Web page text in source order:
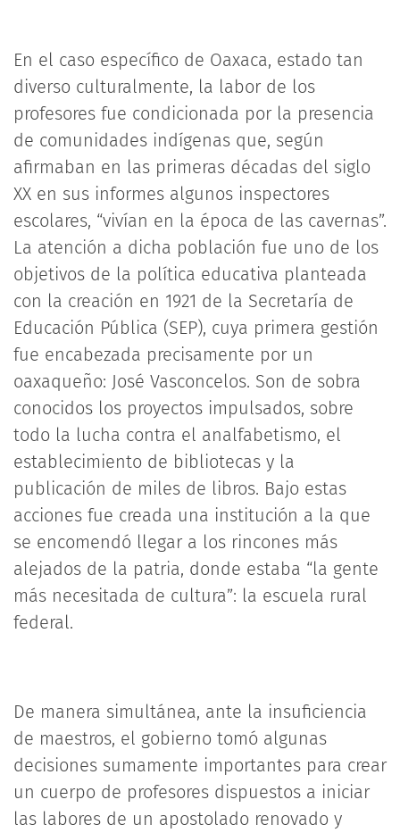
En el caso específico de Oaxaca, estado tan
diverso culturalmente, la labor de los
profesores fue condicionada por la presencia
de comunidades indígenas que, según
afirmaban en las primeras décadas del siglo
XX en sus informes algunos inspectores
escolares, “vivían en la época de las cavernas”.
La atención a dicha población fue uno de los
objetivos de la política educativa planteada
con la creación en 1921 de la Secretaría de
Educación Pública (SEP), cuya primera gestión
fue encabezada precisamente por un
oaxaqueño: José Vasconcelos. Son de sobra
conocidos los proyectos impulsados, sobre
todo la lucha contra el analfabetismo, el
establecimiento de bibliotecas y la
publicación de miles de libros. Bajo estas
acciones fue creada una institución a la que
se encomendó llegar a los rincones más
alejados de la patria, donde estaba “la gente
más necesitada de cultura”: la escuela rural
federal.
De manera simultánea, ante la insuficiencia
de maestros, el gobierno tomó algunas
decisiones sumamente importantes para crear
un cuerpo de profesores dispuestos a iniciar
las labores de un apostolado renovado y